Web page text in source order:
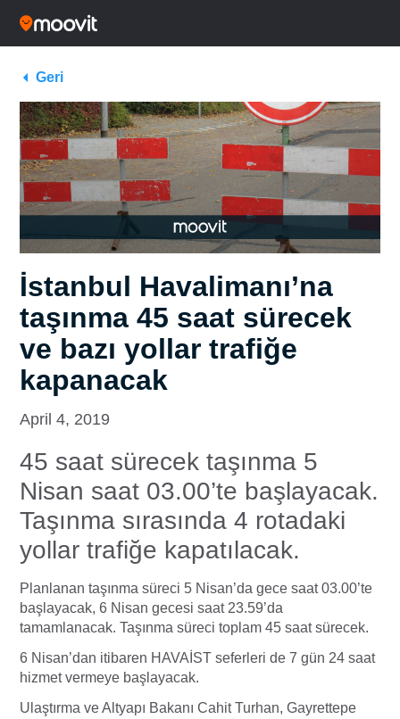
Geri
İstanbul Havalimanı’na
taşınma 45 saat sürecek
ve bazı yollar trafiğe
kapanacak
April 4, 2019
45 saat sürecek taşınma 5
Nisan saat 03.00’te başlayacak.
Taşınma sırasında 4 rotadaki
yollar trafiğe kapatılacak.
Planlanan taşınma süreci 5 Nisan’da gece saat 03.00’te
başlayacak, 6 Nisan gecesi saat 23.59’da
tamamlanacak. Taşınma süreci toplam 45 saat sürecek.
6 Nisan’dan itibaren HAVAİST seferleri de 7 gün 24 saat
hizmet vermeye başlayacak.
Ulaştırma ve Altyapı Bakanı Cahit Turhan, Gayrettepe